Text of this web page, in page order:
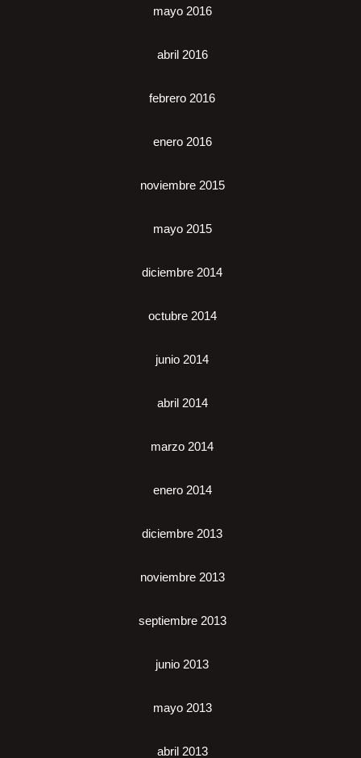
mayo 2016
abril 2016
febrero 2016
enero 2016
noviembre 2015
mayo 2015
diciembre 2014
octubre 2014
junio 2014
abril 2014
marzo 2014
enero 2014
diciembre 2013
noviembre 2013
septiembre 2013
junio 2013
mayo 2013
abril 2013